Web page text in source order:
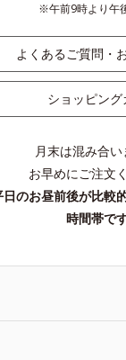
午前9時より午
よくあるご質問・
ショッピング
月末は混み合
お早めにご注文
日のお昼前後が比較
時間帯です